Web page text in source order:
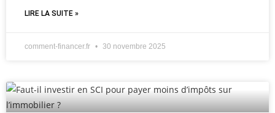
LIRE LA SUITE »
comment-financer.fr 30 novembre 2025